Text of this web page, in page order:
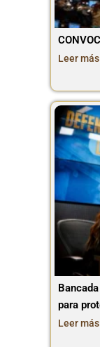
Leer más
para
Leer más